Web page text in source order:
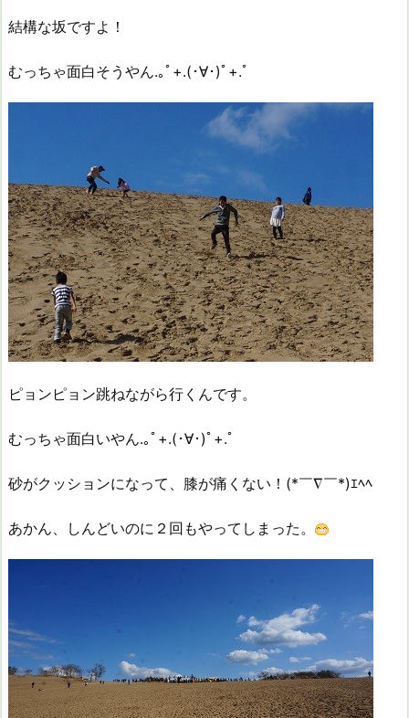
結構な坂ですよ！
むっちゃ面白そうやん.｡ﾟ+.(･∀･)ﾟ+.ﾟ
ピョンピョン跳ねながら行くんです。
むっちゃ面白いやん.｡ﾟ+.(･∀･)ﾟ+.ﾟ
砂がクッションになって、膝が痛くない！(*￣∇￣*)ｴﾍﾍ
あかん、しんどいのに２回もやってしまった。